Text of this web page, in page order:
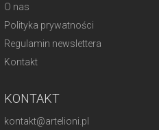
O nas
Polityka prywatności
Regulamin newslettera
Kontakt
KONTAKT
kontakt@artelioni.pl